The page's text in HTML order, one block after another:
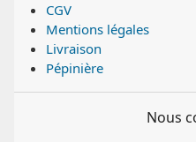
CGV
Mentions légales
Livraison
Pépinière
Nous